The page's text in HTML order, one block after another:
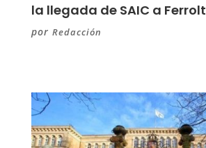
la llegada de SAIC a
por Redacción